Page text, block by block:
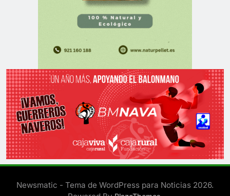
Newsmatic - Tema de WordPress para Noticias 2026.